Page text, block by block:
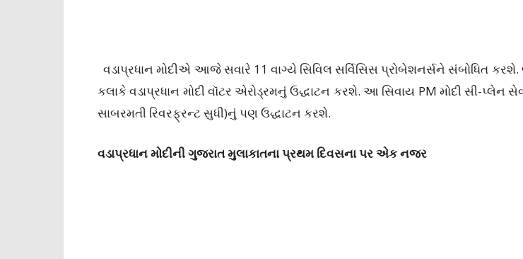
વડાપ્રધાન મોદીએ આજે સવારે 11 વાગ્યે સિવિલ સર્વિસિસ પ્રોબેશનર્સને સંબોધિત
કલાકે વડાપ્રધાન મોદી વૉટર એરોડ્રમનું ઉદ્ધાટન કરશે. આ સિવાય PM મોદી સી-પ્લેન
સાબરમતી રિવરફ્રન્ટ સુધી)નું પણ ઉદ્ધાટન કરશે.
વડાપ્રધાન મોદીની ગુજરાત મુલાકાતના પ્રથમ દિવસના પર એક નજર